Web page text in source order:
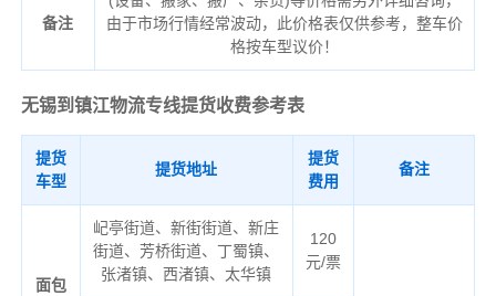
备注
由于市场行情经常波动，此价格表仅供参考，整车价
格按车型议价！
无锡到镇江物流专线提货收费参考表
提货
车型
提货地址
提货
费用
备注
面包
屺亭街道、新街街道、新庄
街道、芳桥街道、丁蜀镇、
张渚镇、西渚镇、太华镇
120
元/票